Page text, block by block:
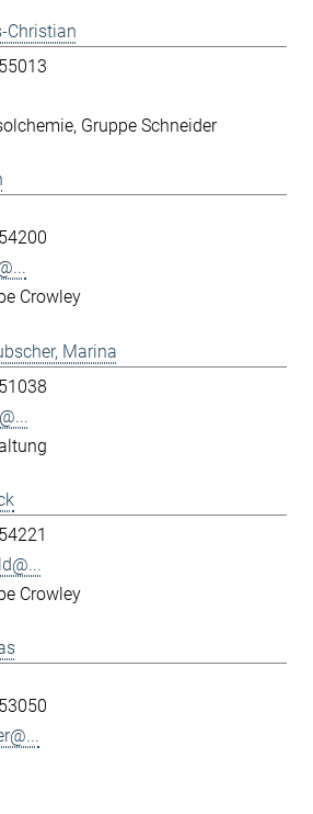
Christian
Gruppe Schneider
Crowley
Marina
Crowley